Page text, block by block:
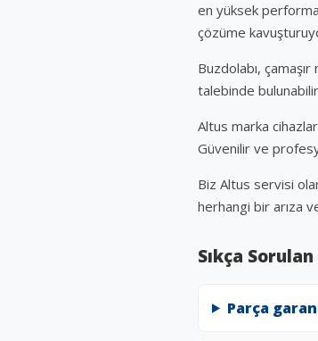
en yüksek
çözüme
Buzdolabı,
talebinde
Altus marka
Güvenilir ve
Biz Altus servisi
herhangi bir arıza
Sıkça
Parça